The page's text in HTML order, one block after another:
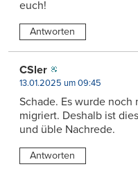
euch!
Antworten
CSler
13.01.2025 um 09:45
Schade. Es wurde
migriert. Deshalb ist
und üble Nachrede.
Antworten